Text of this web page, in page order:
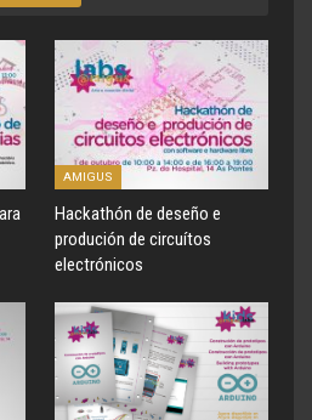
AMIGUS
Hackathón de deseño e
produción de circuítos
electrónicos